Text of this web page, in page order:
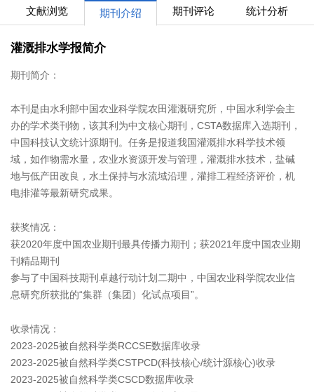
文献浏览 期刊介绍 期刊评论 统计分析
灌溉排水学报简介
期刊简介：
本刊是由水利部中国农业科学院农田灌溉研究所，中国水利学会主
办的学术类刊物，该其利为中文核心期刊，CSTA数据库入选期刊，
中国科技认文统计源期刊。任务是报道我国灌溉排水科学技术领
域，如作物需水量，农业水资源开发与管理，灌溉排水技术，盐碱
地与低产田改良，水土保持与水流域沿理，灌排工程经济评价，机
电排灌等最新研究成果。
获奖情况：
获2020年度中国农业期刊最具传播力期刊；获2021年度中国农业期
刊精品期刊
参与了中国科技期刊卓越行动计划二期中，中国农业科学院农业信
息研究所获批的“集群（集团）化试点项目”。
收录情况：
2023-2025被自然科学类RCCSE数据库收录
2023-2025被自然科学类CSTPCD(科技核心/统计源核心)收录
2023-2025被自然科学类CSCD数据库收录